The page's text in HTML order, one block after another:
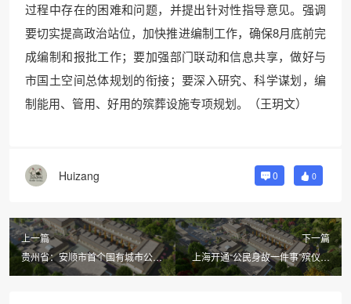
过程中存在的困难和问题，并提出针对性指导意见。强调
要切实提高政治站位，加快推进编制工作，确保8月底前完
成编制和报批工作；要加强部门联动和信息共享，做好与
市国土空间总体规划的衔接；要深入研究、科学谋划，编
制能用、管用、好用的殡葬设施专项规划。（王玥文）
Huizang 0 0
上一篇
贵州省：安顺市首个国有城市公益
性公墓一期建成
下一篇
上海开通“公民身故一件事”殡仪服
务网办功能，殡仪馆丧葬品等皆可